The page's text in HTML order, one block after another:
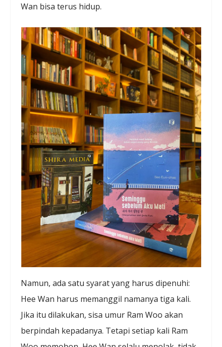
Wan bisa terus hidup.
Namun, ada satu syarat yang harus dipenuhi:
Hee Wan harus memanggil namanya tiga kali.
Jika itu dilakukan, sisa umur Ram Woo akan
berpindah kepadanya. Tetapi setiap kali Ram